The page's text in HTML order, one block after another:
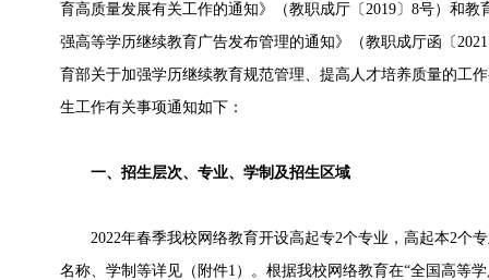
育高质量发展有关工作的通知》（教职成厅〔2019〕8号）和
强高等学历继续教育广告发布管理的通知》（教职成厅函〔
育部关于加强学历继续教育规范管理、提高人才培养质量的工
生工作有关事项通知如下：
一、招生层次、专业、学制及招生区域
2022年春季我校网络教育开设高起专2个专业，高起本2个专
名称、学制等详见（附件1）。根据我校网络教育在“全国高等